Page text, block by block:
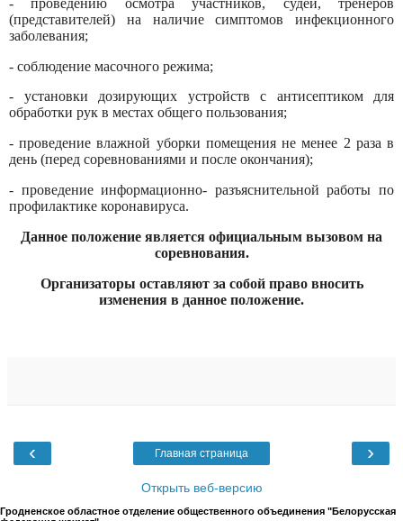
(представителей) на наличие симптомов инфекционного
заболевания;
- соблюдение масочного режима;
- установки дозирующих устройств с антисептиком для
обработки рук в местах общего пользования;
- проведение влажной уборки помещения не менее 2 раза в
день (перед соревнованиями и после окончания);
- проведение информационно- разъяснительной работы по
профилактике коронавируса.
Данное положение является официальным вызовом на
соревнования.
Организаторы оставляют за собой право вносить
изменения в данное положение.
‹ ›
Главная страница
Открыть веб-версию
Гродненское областное отделение общественного объединения "Белорусская